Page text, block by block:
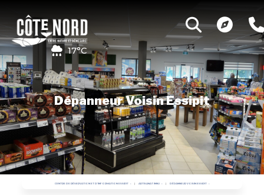
17°C
Dépanneur Voisin Essipit
CENTRE DE RÉSERVATION ET D'INFORMATION ESSIPIT ARTISANAT INNU DÉPANNEUR VOISIN ESSIPIT